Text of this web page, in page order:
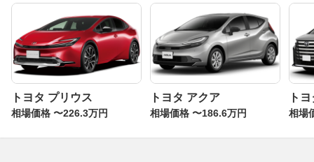
トヨタ プリウス
相場価格 〜226.3万円
トヨタ アクア
相場価格 〜186.6万円
ト
相場